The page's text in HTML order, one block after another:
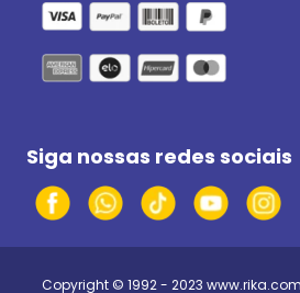
Siga nossas redes sociais
Copyright © 1992 - 2023